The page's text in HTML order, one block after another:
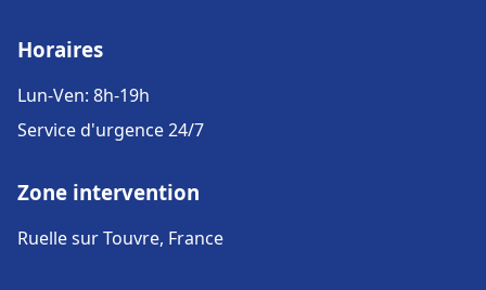
Horaires
Lun-Ven: 8h-19h
Service d'urgence 24/7
Zone intervention
Ruelle sur Touvre, France